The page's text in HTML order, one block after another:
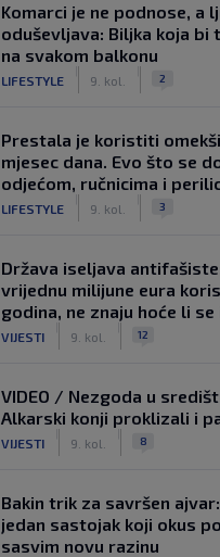
Komarci je ne podnose, a
oduševljava: Biljka koja bi
na svakom balkonu
LIFESTYLE 9. kol. 2
Prestala je koristiti
mjesec dana. Evo što se
odjećom, ručnicima i
LIFESTYLE 9. kol. 3
Država iseljava
vrijednu milijune eura
godina, ne znaju hoće li
VIJESTI 9. kol. 12
VIDEO / Nezgoda u
Alkarski konji proklizali i
VIJESTI 9. kol. 8
Bakin trik za savršen
jedan sastojak koji okus
sasvim novu razinu